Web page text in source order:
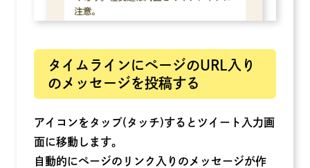
タイムラインにページのURL入り
のメッセージを投稿する
アイコンをタップ(タッチ)するとツイート入力画
面に移動します。
自動的にページのリンク入りのメッセージが作